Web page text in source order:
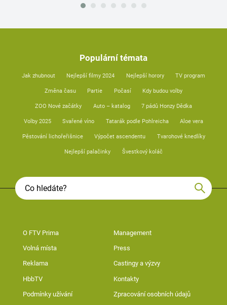
Populární témata
Jak zhubnout Nejlepší filmy 2024 Nejlepší horory TV program
Změna času Partie Počasí Kdy budou volby
ZOO Nové začátky Auto – katalog 7 pádů Honzy Dědka
Volby 2025 Svařené víno Tatarák podle Pohlreicha Aloe vera
Pěstování lichořeřišnice Výpočet ascendentu Tvarohové knedlíky
Nejlepší palačinky Švestkový koláč
O FTV Prima Management
Volná místa Press
Reklama Castingy a výzvy
HbbTV Kontakty
Podmínky užívání Zpracování osobních údajů